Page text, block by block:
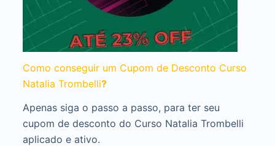
Como conseguir um Cupom de Desconto Curso
Natalia Trombelli?
Apenas siga o passo a passo, para ter seu
cupom de desconto do Curso Natalia Trombelli
aplicado e ativo.